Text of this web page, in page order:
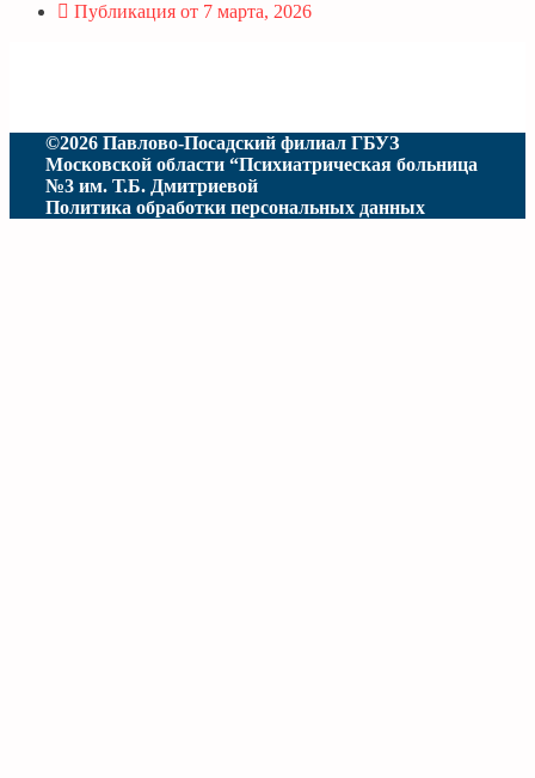
Публикация от 7 марта, 2026
©2026 Павлово-Посадский филиал ГБУЗ
Московской области “Психиатрическая больница
№3 им. Т.Б. Дмитриевой
Политика обработки персональных данных